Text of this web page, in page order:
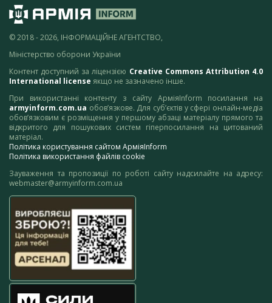
© 2018 - 2026, ІНФОРМАЦІЙНЕ АГЕНТСТВО,
Міністерство оборони України
Контент доступний за ліцензією Creative Commons Attribution 4.0
International license якщо не зазначено інше.
При використанні контенту з сайту АрміяInform посилання на
armyinform.com.ua обов’язкове. Для суб’єктів у сфері онлайн-медіа
обов’язковим є розміщення у першому абзаці матеріалу прямого та
відкритого для пошукових систем гіперпосилання на цитований
матеріал.
Політика користування сайтом АрміяInform
Політика використання файлів cookie
Зауваження та пропозиції по роботі сайту надсилайте на адресу:
webmaster@armyinform.com.ua